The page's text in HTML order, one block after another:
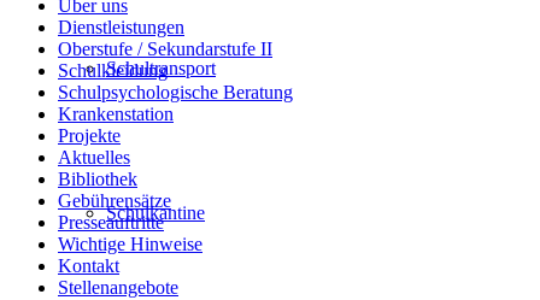
Schultransport
Schulkantine
Über uns
Dienstleistungen
Oberstufe / Sekundarstufe II
Schulkleidung
Schulpsychologische Beratung
Krankenstation
Projekte
Aktuelles
Bibliothek
Gebührensätze
Presseauftritte
Wichtige Hinweise
Kontakt
Stellenangebote